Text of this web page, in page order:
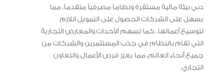
دبي بيئة مالية مستقرة ونظاماً مصرفياً متقدماً، مما
يسهل على الشركات الحصول على التمويل اللازم
لتوسيع أعمالها. كما تسهم الأحداث والمعارض التجارية
التي تُقام بانتظام في جذب المستثمرين والشركات من
جميع أنحاء العالم، مما يعزز فرص الأعمال والتعاون
التجاري.